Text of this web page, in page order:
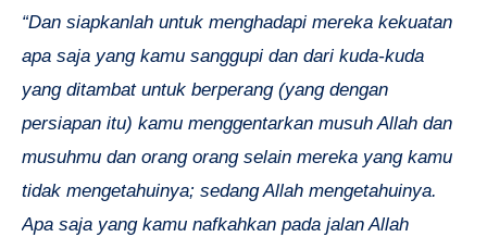
“Dan siapkanlah untuk menghadapi mereka kekuatan
apa saja yang kamu sanggupi dan dari kuda-kuda
yang ditambat untuk berperang (yang dengan
persiapan itu) kamu menggentarkan musuh Allah dan
musuhmu dan orang orang selain mereka yang kamu
tidak mengetahuinya; sedang Allah mengetahuinya.
Apa saja yang kamu nafkahkan pada jalan Allah